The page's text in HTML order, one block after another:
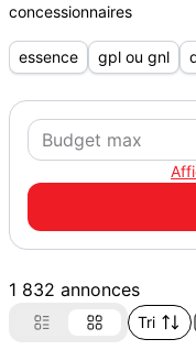
concessionnaires
essence gpl ou gnl
1 832 annonces
Tri